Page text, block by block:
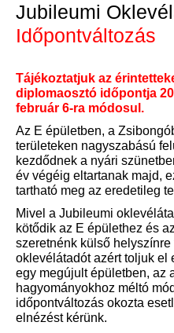
Jubileumi
Időpontváltozás
Tájékoztatjuk az
diplomaosztó időpontja
február 6-ra módosul.
Az E épületben, a
területeken nagyszabású
kezdődnek a nyári
év végéig eltartanak majd,
tartható meg az eredetileg
Mivel a Jubileumi
kötődik az E épülethez és
szeretnénk külső
oklevélátadót azért toljuk el
egy megújult épületben, az
hagyományokhoz méltó
időpontváltozás okozta
elnézést kérünk.